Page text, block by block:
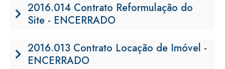
2016.014 Contrato Reformulação do
Site - ENCERRADO
2016.013 Contrato Locação de Imóvel -
ENCERRADO